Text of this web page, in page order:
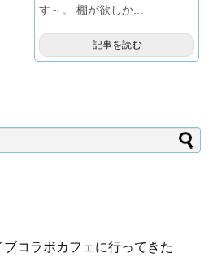
す～。 棚が欲しか...
記事を読む
ブコラボカフェに行ってきた